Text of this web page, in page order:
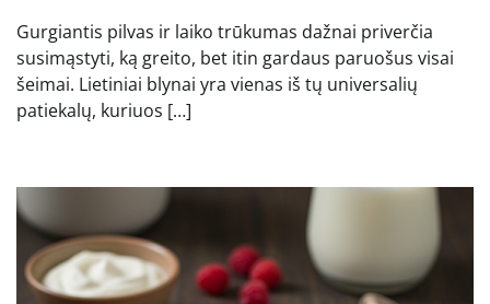
Gurgiantis pilvas ir laiko trūkumas dažnai priverčia
susimąstyti, ką greito, bet itin gardaus paruošus visai
šeimai. Lietiniai blynai yra vienas iš tų universalių
patiekalų, kuriuos […]